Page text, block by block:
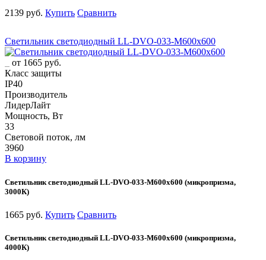
2139 руб. Купить Сравнить
Светильник светодиодный LL-DVO-033-M600x600
от 1665 руб.
Класс защиты
IP40
Производитель
ЛидерЛайт
Мощность, Вт
33
Световой поток, лм
3960
В корзину
Светильник светодиодный LL-DVO-033-M600x600 (микропризма,
3000К)
1665 руб. Купить Сравнить
Светильник светодиодный LL-DVO-033-M600x600 (микропризма,
4000К)